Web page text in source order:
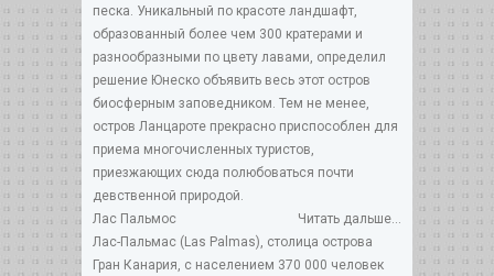
песка. Уникальный по красоте ландшафт,
образованный более чем 300 кратерами и
разнообразными по цвету лавами, определил
решение Юнеско объявить весь этот остров
биосферным заповедником. Тем не менее,
остров Ланцароте прекрасно приспособлен для
приема многочисленных туристов,
приезжающих сюда полюбоваться почти
девственной природой.
Читать дальше...
Лас Пальмос
Лас-Пальмас (Las Palmas), столица острова
Гран Канария, с населением 370 000 человек